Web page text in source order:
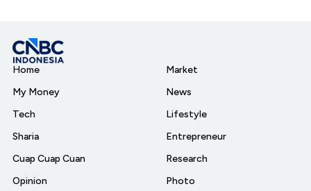
Home
My Money
Tech
Sharia
Cuap Cuap Cuan
Opinion
Market
News
Lifestyle
Entrepreneur
Research
Photo